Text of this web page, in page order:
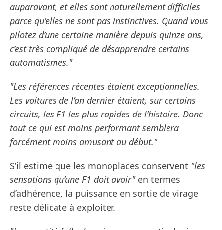
auparavant, et elles sont naturellement difficiles
parce qu’elles ne sont pas instinctives. Quand vous
pilotez d’une certaine manière depuis quinze ans,
c’est très compliqué de désapprendre certains
automatismes."
"Les références récentes étaient exceptionnelles.
Les voitures de l’an dernier étaient, sur certains
circuits, les F1 les plus rapides de l’histoire. Donc
tout ce qui est moins performant semblera
forcément moins amusant au début."
S’il estime que les monoplaces conservent "les
sensations qu’une F1 doit avoir"en termes
d’adhérence, la puissance en sortie de virage
reste délicate à exploiter.